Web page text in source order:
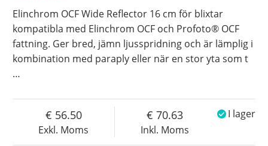
Elinchrom OCF Wide Reflector 16 cm för blixtar
kompatibla med Elinchrom OCF och Profoto® OCF
fattning. Ger bred, jämn ljusspridning och är lämplig i
kombination med paraply eller när en stor yta som t
…
Exkl. Moms
56.50
Inkl. Moms
70.63 I lager